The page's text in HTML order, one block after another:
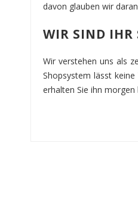
davon glauben wir
WIR SIND IHR
Wir verstehen uns als
Shopsystem lässt
erhalten Sie ihn